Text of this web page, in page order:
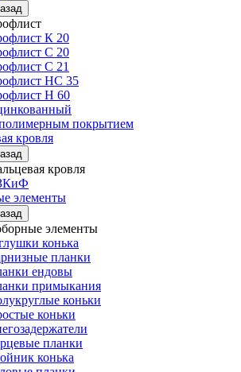
К 20
С 20
C 21
НС 35
Н 60
покрытием
кровля
кровля
элементы
элементы
конька
планки
ендовы
примыкания
коньки
коньки
планки
конька